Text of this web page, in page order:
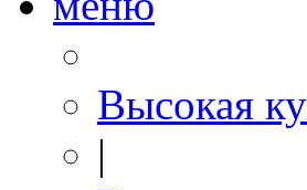
Высокая
|